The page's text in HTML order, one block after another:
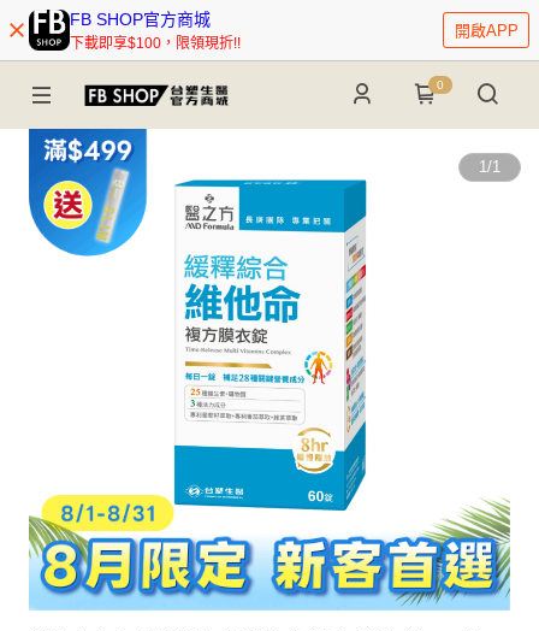
FB SHOP官方商城
下載即享$100，限領現折!!
開啟APP
0
1/1